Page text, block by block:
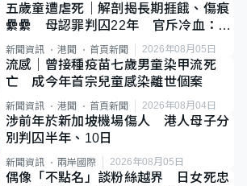
五歲童遭虐死｜解剖揭長期捱餓、傷痕
纍纍 母認罪判囚22年 官斥冷血：同
類案最惡劣
新聞資訊 港聞 首頁新聞 2026年08月05日
流感｜曾接種疫苗七歲男童染甲流死
亡 成今年首宗兒童感染離世個案
新聞資訊 港聞 首頁新聞 2026年08月04日
涉前年於新加坡機場傷人 港人母子分
別判囚半年、10日
新聞資訊 兩岸國際 2026年08月05日
偶像「不點名」談粉絲越界 日女死忠